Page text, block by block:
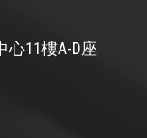
11樓A-D座